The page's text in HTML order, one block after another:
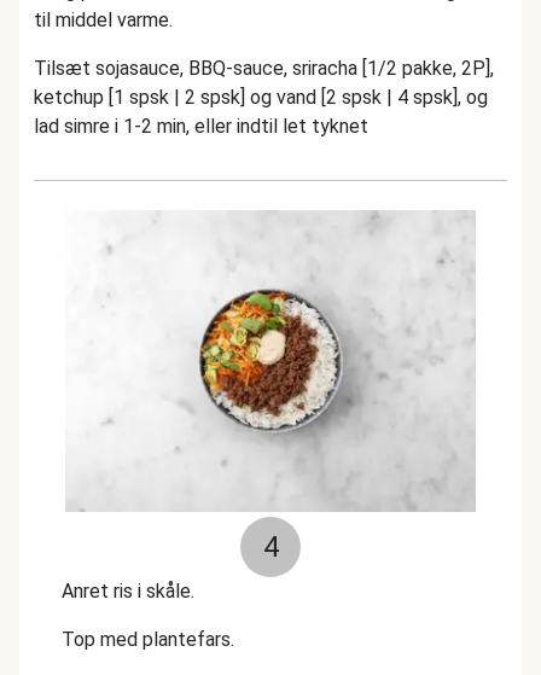
til middel varme.
Tilsæt sojasauce, BBQ-sauce, sriracha [1/2 pakke, 2P],
ketchup [1 spsk | 2 spsk] og vand [2 spsk | 4 spsk], og
lad simre i 1-2 min, eller indtil let tyknet
4
Anret ris i skåle.
Top med plantefars.